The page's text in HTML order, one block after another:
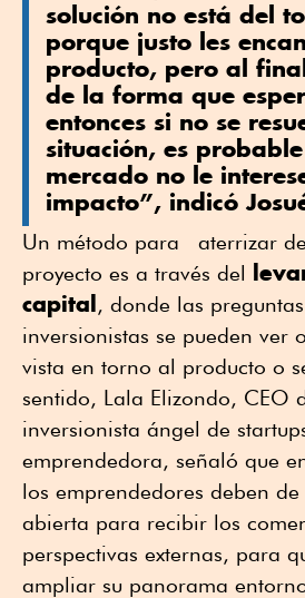
solución no está del
porque justo les
producto, pero al
de la forma que
entonces si no se
situación, es
mercado no le
impacto”, indicó
Un método para aterrizar
proyecto es a través del
capital, donde las
inversionistas se pueden ver
vista en torno al producto o
sentido, Lala Elizondo, CEO
inversionista ángel de
emprendedora, señaló que
los emprendedores deben
abierta para recibir los
perspectivas externas, para
ampliar su panorama